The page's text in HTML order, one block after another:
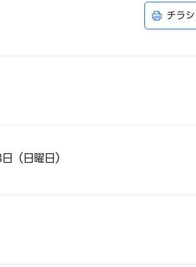
チラ
（日曜日）